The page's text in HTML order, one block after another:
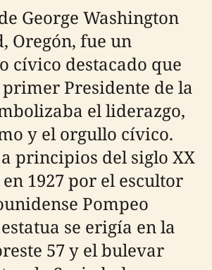
George Washington
Oregón, fue un
cívico destacado que
Presidente de la
el liderazgo,
y el orgullo cívico.
principios del siglo XX
1927 por el escultor
Pompeo
se erigía en la
57 y el bulevar